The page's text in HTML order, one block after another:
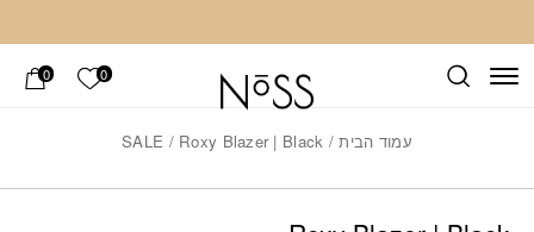
0 הרשימה
0
עמוד הבית/
SALE / Roxy Blazer | Black
Add